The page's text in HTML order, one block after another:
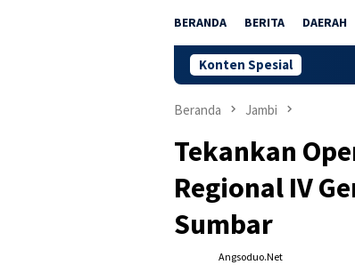
BERANDA BERITA DAERAH
Konten Spesial
Beranda Jambi
Tekankan
Regional IV
Sumbar
Angsoduo.net